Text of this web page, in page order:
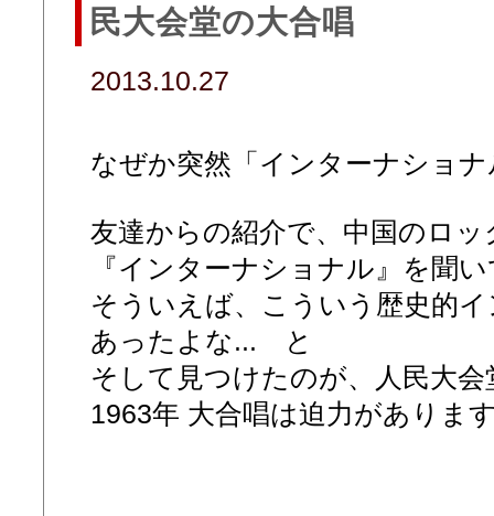
民大会堂の大合唱
2013.10.27
なぜか突然「インターナショ
友達からの紹介で、中国のロ
『インターナショナル』を聞
そういえば、こういう歴史的
あったよな... と
そして見つけたのが、人民大
1963年 大合唱は迫力がありま